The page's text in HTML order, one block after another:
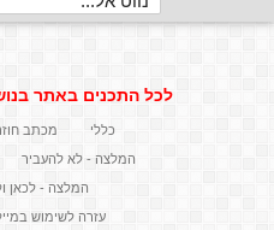
לכל התכנים באתר
כללי מכתב
המלצה - לא להעביר
המלצה - לכאן
עזרה לשימוש